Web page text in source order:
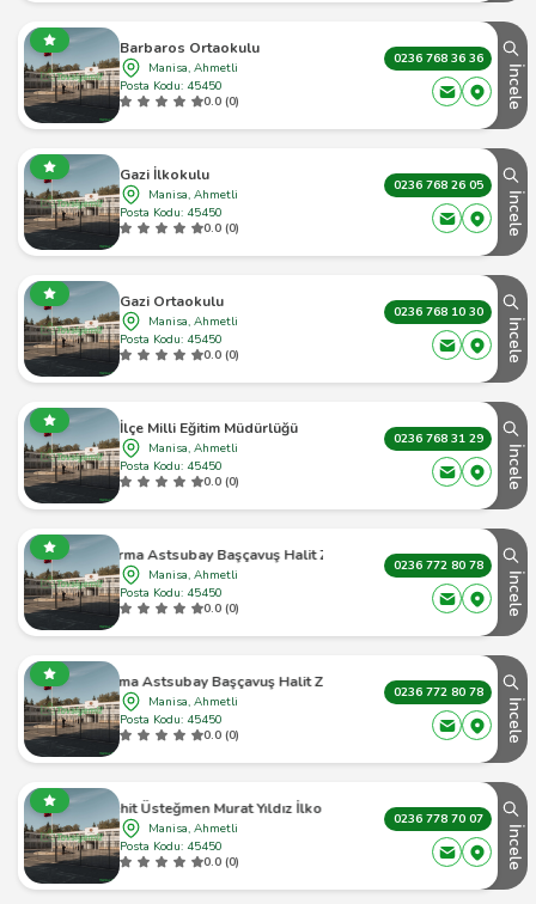
Barbaros Ortaokulu
Manisa, Ahmetli
Posta Kodu: 45450
0.0 (0)
0236 768 36 36
İncele
Gazi İlkokulu
Manisa, Ahmetli
Posta Kodu: 45450
0.0 (0)
0236 768 26 05
İncele
Gazi Ortaokulu
Manisa, Ahmetli
Posta Kodu: 45450
0.0 (0)
0236 768 10 30
İncele
İlçe Milli Eğitim Müdürlüğü
Manisa, Ahmetli
Posta Kodu: 45450
0.0 (0)
0236 768 31 29
İncele
Astsubay Başçavuş Halit Zilani Çelik İlkokulu
Manisa, Ahmetli
Posta Kodu: 45450
0.0 (0)
0236 772 80 78
İncele
Astsubay Başçavuş Halit Zilani Çelik Ortaokulu
Manisa, Ahmetli
Posta Kodu: 45450
0.0 (0)
0236 772 80 78
İncele
Şehit Üsteğmen Murat Yıldız İlkokulu
Manisa, Ahmetli
Posta Kodu: 45450
0.0 (0)
0236 778 70 07
İncele